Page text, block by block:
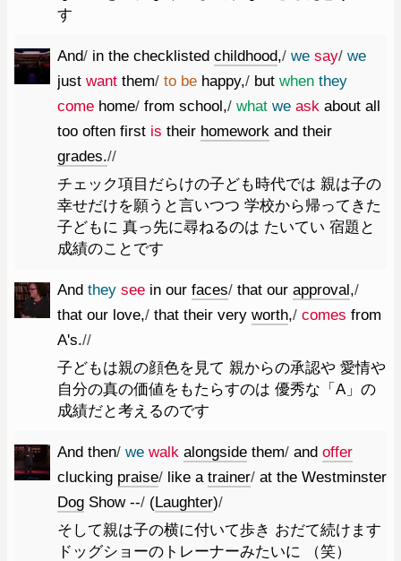
す
And/ in the checklisted childhood,/ we say/ we
just want them/ to be happy,/ but when they
come home/ from school,/ what we ask about all
too often first is their homework and their
grades.//
チェック項目だらけの子ども時代では 親は子の
幸せだけを願うと言いつつ 学校から帰ってきた
子どもに 真っ先に尋ねるのは たいてい 宿題と
成績のことです
And they see in our faces/ that our approval,/
that our love,/ that their very worth,/ comes from
A's.//
子どもは親の顔色を見て 親からの承認や 愛情や
自分の真の価値をもたらすのは 優秀な「A」の
成績だと考えるのです
And then/ we walk alongside them/ and offer
clucking praise/ like a trainer/ at the Westminster
Dog Show --/ (Laughter)/
そして親は子の横に付いて歩き おだて続けます
ドッグショーのトレーナーみたいに （笑）